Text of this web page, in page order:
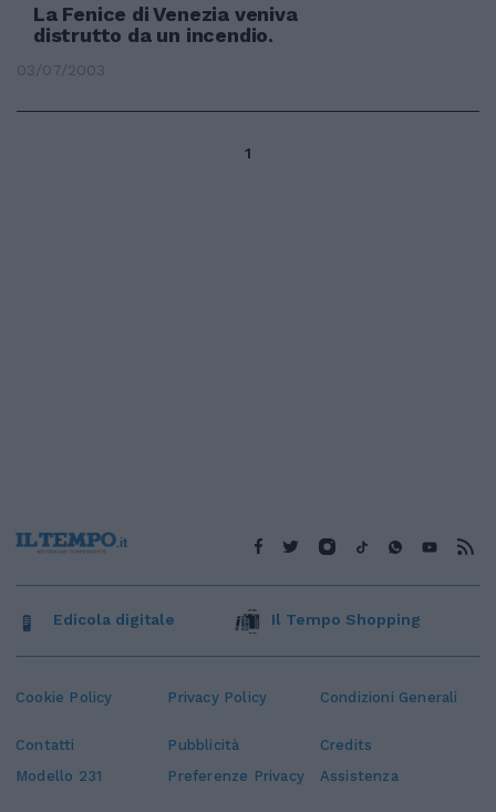
La Fenice di Venezia veniva
distrutto da un incendio.
03/07/2003
1
Cookie Policy Privacy Policy Condizioni Generali
Contatti Pubblicità
Credits
Modello 231
Preferenze Privacy Assistenza
Edicola digitale Il Tempo Shopping